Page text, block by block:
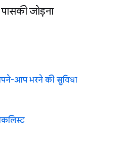
जोड़ना
आप भरने की सुविधा